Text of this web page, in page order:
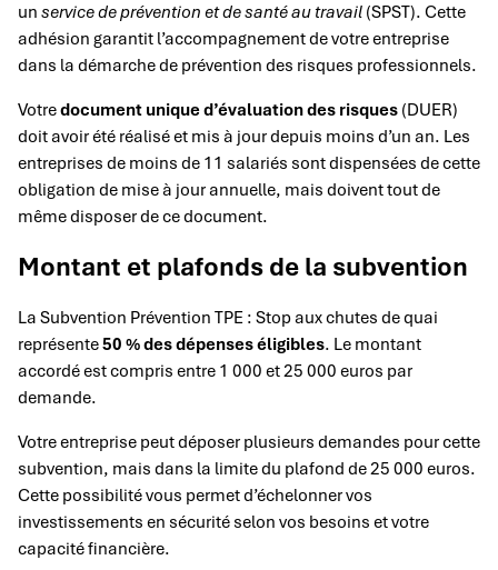
un service de prévention et de santé au travail (SPST). Cette
adhésion garantit l’accompagnement de votre entreprise
dans la démarche de prévention des risques professionnels.
Votredocument unique d’évaluation des risques (DUER)
doit avoir été réalisé et mis à jour depuis moins d’un an. Les
entreprises de moins de 11 salariés sont dispensées de cette
obligation de mise à jour annuelle, mais doivent tout de
même disposer de ce document.
Montant et plafonds de la subvention
La Subvention Prévention TPE : Stop aux chutes de quai
représente50 % des dépenses éligibles. Le montant
accordé est compris entre 1 000 et 25 000 euros par
demande.
Votre entreprise peut déposer plusieurs demandes pour cette
subvention, mais dans la limite du plafond de 25 000 euros.
Cette possibilité vous permet d’échelonner vos
investissements en sécurité selon vos besoins et votre
capacité financière.